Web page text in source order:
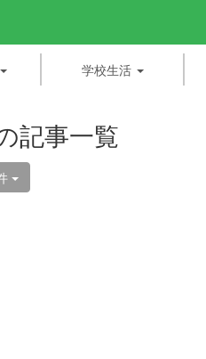
学校生活
記事一覧